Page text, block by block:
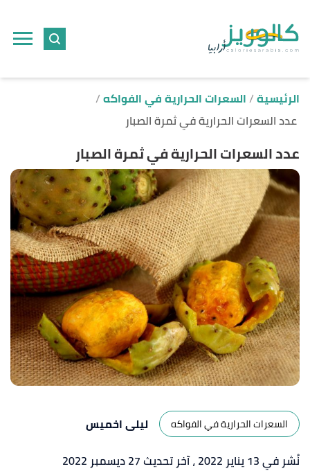
الرئيسية السعرات الحرارية في الفواكه
عدد السعرات الحرارية في ثمرة الصبار
عدد السعرات الحرارية في ثمرة الصبار
السعرات الحرارية في الفواكه
ليلى اخميس
نُشر في 13 يناير 2022
، آخر تحديث 27 ديسمبر 2022